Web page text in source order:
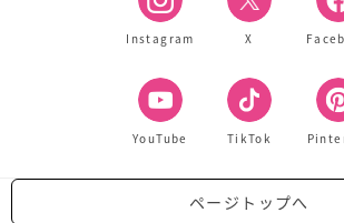
Instagram X
YouTube TikTok
ページトップへ